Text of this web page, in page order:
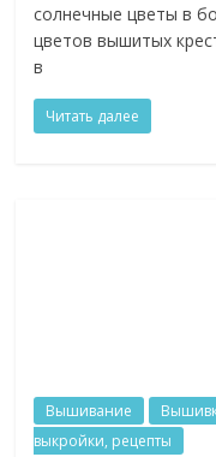
солнечные цветы в
цветов вышитых
в
Читать далее
Вышивание
выкройки, рецепты